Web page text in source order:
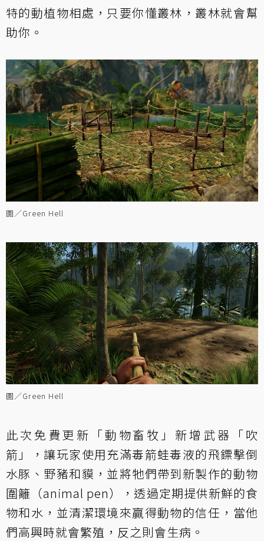
特的動植物相處，只要你懂叢林，叢林就會幫
助你。
圖／Green Hell
圖／Green Hell
此次免費更新「動物畜牧」新增武器「吹
箭」，讓玩家使用充滿毒箭蛙毒液的飛鏢擊倒
水豚、野豬和貘，並將牠們帶到新製作的動物
圍籬（animal pen），透過定期提供新鮮的食
物和水，並清潔環境來贏得動物的信任，當他
們高興時就會繁殖，反之則會生病。